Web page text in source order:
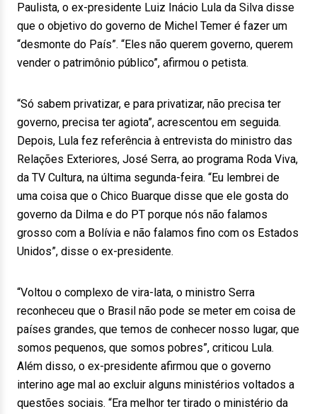
Paulista, o ex-presidente Luiz Inácio Lula da Silva disse
que o objetivo do governo de Michel Temer é fazer um
“desmonte do País”. “Eles não querem governo, querem
vender o patrimônio público”, afirmou o petista.
“Só sabem privatizar, e para privatizar, não precisa ter
governo, precisa ter agiota”, acrescentou em seguida.
Depois, Lula fez referência à entrevista do ministro das
Relações Exteriores, José Serra, ao programa Roda Viva,
da TV Cultura, na última segunda-feira. “Eu lembrei de
uma coisa que o Chico Buarque disse que ele gosta do
governo da Dilma e do PT porque nós não falamos
grosso com a Bolívia e não falamos fino com os Estados
Unidos”, disse o ex-presidente.
“Voltou o complexo de vira-lata, o ministro Serra
reconheceu que o Brasil não pode se meter em coisa de
países grandes, que temos de conhecer nosso lugar, que
somos pequenos, que somos pobres”, criticou Lula.
Além disso, o ex-presidente afirmou que o governo
interino age mal ao excluir alguns ministérios voltados a
questões sociais. “Era melhor ter tirado o ministério da